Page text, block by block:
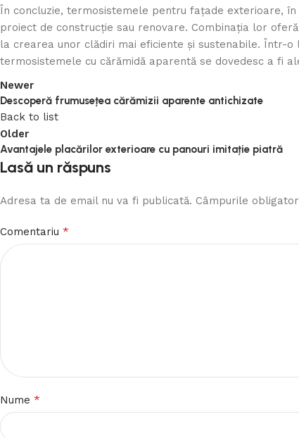
În concluzie, termosistemele pentru fațade exterioare,
proiect de construcție sau renovare. Combinația lor
la crearea unor clădiri mai eficiente și sustenabile. Într-
termosistemele cu cărămidă aparentă se dovedesc a fi
Newer
Descoperă frumusețea cărămizii aparente antichizate
Back to list
Older
Avantajele placărilor exterioare cu panouri imitație piatră
Lasă un răspuns
Adresa ta de email nu va fi publicată. Câmpurile
Comentariu *
Nume *